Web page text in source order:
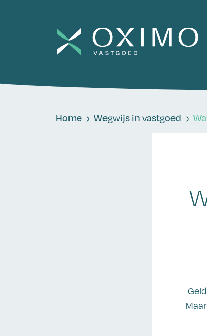
Home Wegwijs in vastgoed